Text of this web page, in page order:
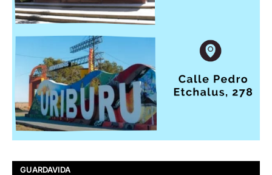
GUARDAVIDA